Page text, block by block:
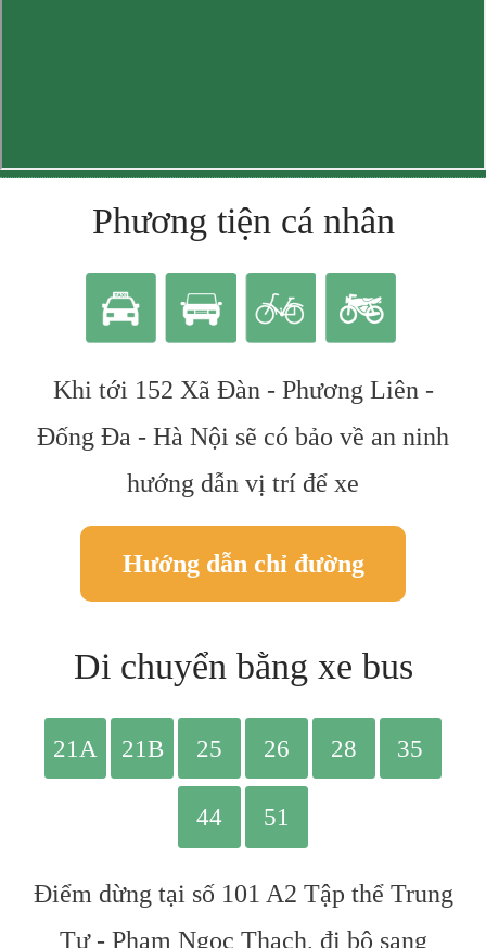
Phương tiện cá nhân
Khi tới 152 Xã Đàn - Phương Liên -
Đống Đa - Hà Nội sẽ có bảo về an ninh
hướng dẫn vị trí để xe
Hướng dẫn chỉ đường
Di chuyển bằng xe bus
Điểm dừng tại số 101 A2 Tập thể Trung
Tự - Phạm Ngọc Thạch, đi bộ sang